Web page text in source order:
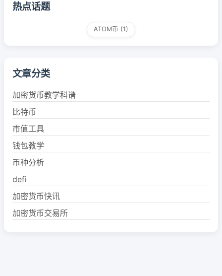
热点话题
ATOM币 (1)
文章分类
加密货币教学科谱
比特币
市值工具
钱包教学
币种分析
defi
加密货币快讯
加密货币交易所